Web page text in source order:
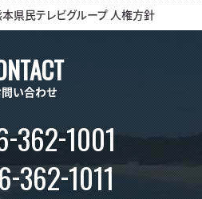
県民テレビグループ 人権方針
い合わせ
-362-1001
-362-1011